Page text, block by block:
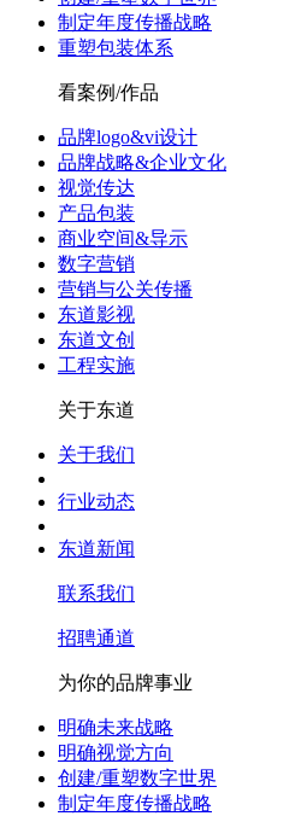
制定年度传播战略
重塑包装体系
看案例/作品
品牌logo&vi设计
品牌战略&企业文化
视觉传达
产品包装
商业空间&导示
数字营销
营销与公关传播
东道影视
东道文创
工程实施
关于东道
关于我们
行业动态
东道新闻
联系我们
招聘通道
为你的品牌事业
明确未来战略
明确视觉方向
创建/重塑数字世界
制定年度传播战略